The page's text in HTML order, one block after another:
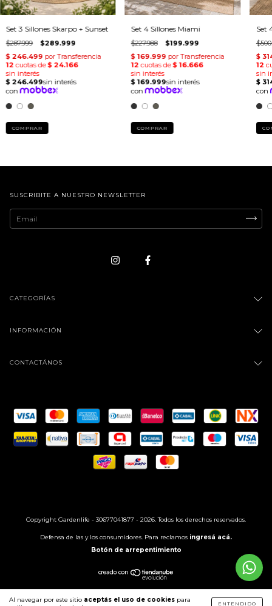
Al navegar por este sitio aceptás el uso de cookies para
ENTENDIDO
Set 3 Sillones Skarpo + Sunset
$287.999 $289.999
COMPRAR
Set 4 Sillones Miami
$227.988 $199.999
COMPRAR
Set
SUSCRIBITE A NUESTRO NEWSLETTER
CATEGORÍAS
INFORMACIÓN
CONTACTÁNOS
Copyright Gardenlife - 30677041877 - 2026. Todos los derechos reservados.
Defensa de las y los consumidores. Para reclamos ingresá acá.
Botón de arrepentimiento